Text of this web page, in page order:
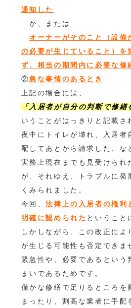
通知した
か、または
オーナーがそのこと（設備
の必要が生じていること）を
ず、相当の期間内に必要な修
②急な事情のあるとき
上記の場合には、
「入居者が自分の判断で修繕
いうことがはっきりと記載さ
夜中にトイレが壊れ、入居者
配してあとから請求した、な
実務上現在までも見受けられ
が、それゆえ、トラブルに発
くみられました。
今回、法律上の入居者の権利
明確に認められた ということ
しかしながら、この改正によ
が生じる可能性も否定できま
緊急性や、必要であるという
まいであるためです。
僅かな修繕で足りるところを
まったり、割高な業者に手配